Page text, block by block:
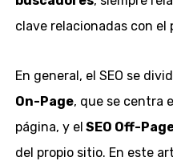
clave relacionadas con el
En general, el SEO se
On-Page, que se centra
página, y el SEO Off-
del propio sitio. En este